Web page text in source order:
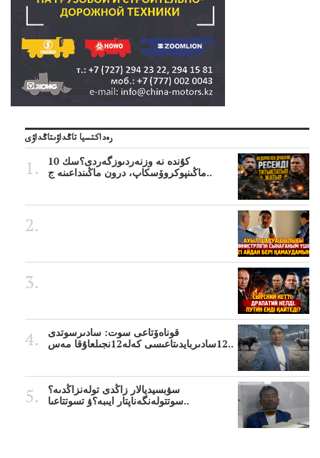
رەداكتسيا تاڭداۋىتاڭداۋى
10 كۇندە نە وزنەردىوزگەردى؟سك
ماڭىنپوكروۆسكاپ، درون ماڭىنداعىنە ج..
قوناەۆتاعى سوت: سادىرسوتدى
12سادىربايدىتاعىسى كەلە12نجىلعاۇقا مەس..
سۋبسيديالار زاڭدى تولەنزاڭدىە؟
سوتتولەنگەناپتار ايىبە؟ۋ تسوتتاعىا..